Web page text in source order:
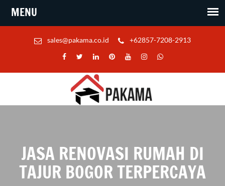
sales@pakama.co.id +62857-7208-2913
JASA RENOVASI RUMAH DI
TAJUR BOGOR TERPERCAYA